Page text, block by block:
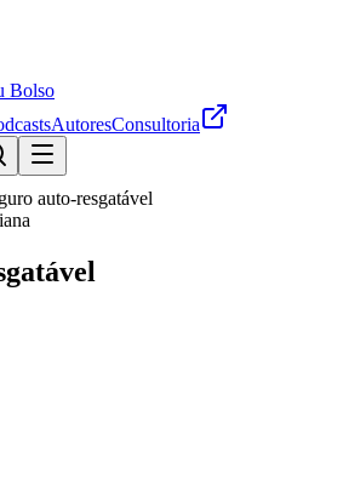
Bolso
AutoresConsultoria
auto-resgatável